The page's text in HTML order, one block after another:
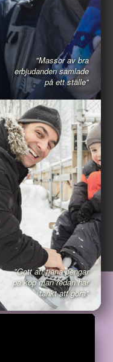
"Massor av bra
erbjudanden samlade
på ett ställe"
"Gott att tjäna pengar
på köp man redan har
tänkt att göra"